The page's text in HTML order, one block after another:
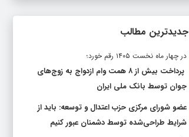
جدیدترین مطالب
در چهار ماه نخست ۱۴۰۵ رقم خورد؛
پرداخت بیش از ۸ همت وام ازدواج به زوج‌های
جوان توسط بانک ملی ایران
عضو شورای مرکزی حزب اعتدال و توسعه: باید از
شرایط طراحی‌شده توسط دشمنان عبور کنیم